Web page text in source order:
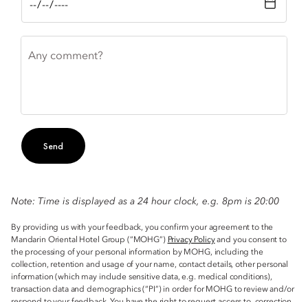
Any comment?
Send
Note: Time is displayed as a 24 hour clock, e.g. 8pm is 20:00
By providing us with your feedback, you confirm your agreement to the
Mandarin Oriental Hotel Group (“MOHG”) Privacy Policyand you consent to
the processing of your personal information by MOHG, including the
collection, retention and usage of your name, contact details, other personal
information (which may include sensitive data, e.g. medical conditions),
transaction data and demographics (“PI”) in order for MOHG to review and/or